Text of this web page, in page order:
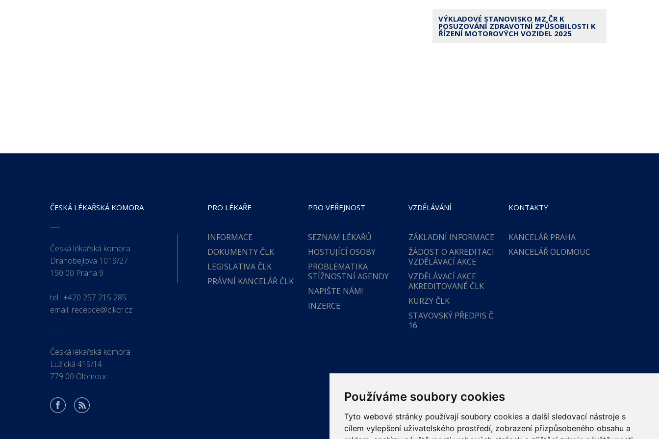
Používáme soubory cookies
Tyto webové stránky používají soubory cookies a další sledovací nástroje s
cílem vylepšení uživatelského prostředí, zobrazení přizpůsobeného obsahu a
VÝKLADOVÉ STANOVISKO MZ ČR K
POSUZOVÁNÍ ZDRAVOTNÍ ZPŮSOBILOSTI K
ŘÍZENÍ MOTOROVÝCH VOZIDEL 2025
ČESKÁ LÉKAŘSKÁ KOMORA
Česká lékařská komora
Drahobejlova 1019/27
190 00 Praha 9
tel.: +420 257 215 285
email: recepce@clkcr.cz
Česká lékařská komora
Lužická 419/14
779 00 Olomouc
PRO LÉKAŘE
INFORMACE
DOKUMENTY ČLK
LEGISLATIVA ČLK
PRÁVNÍ KANCELÁŘ ČLK
PRO VEŘEJNOST
SEZNAM LÉKAŘŮ
HOSTUJÍCÍ OSOBY
PROBLEMATIKA
STÍŽNOSTNÍ AGENDY
NAPIŠTE NÁM!
INZERCE
VZDĚLÁVÁNÍ
ZÁKLADNÍ INFORMACE
ŽÁDOST O AKREDITACI
VZDĚLÁVACÍ AKCE
VZDĚLÁVACÍ AKCE
AKREDITOVANÉ ČLK
KURZY ČLK
STAVOVSKÝ PŘEDPIS Č.
16
KONTAKTY
KANCELÁŘ PRAHA
KANCELÁŘ OLOMOUC